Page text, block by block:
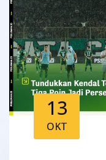
13
OKT